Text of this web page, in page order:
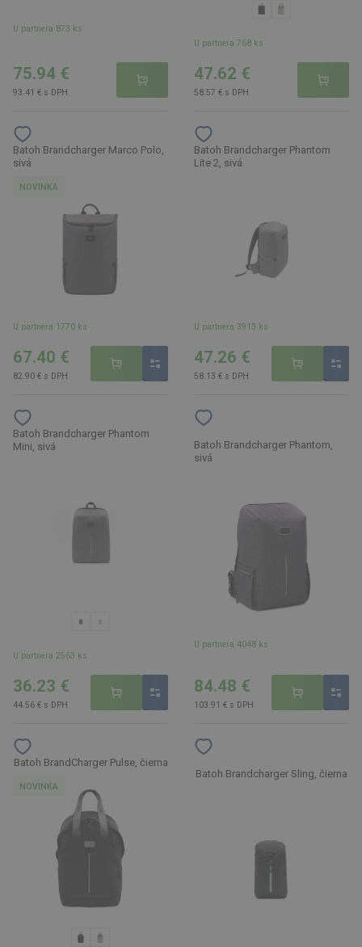
U partnera 873 ks
75.94 €
93.41 € s DPH
U partnera 768 ks
47.62 €
58.57 € s DPH
Batoh Brandcharger Marco Polo,
sivá
NOVINKA
U partnera 1770 ks
67.40 €
82.90 € s DPH
Batoh Brandcharger Phantom
Lite 2, sivá
U partnera 3913 ks
47.26 €
58.13 € s DPH
Batoh Brandcharger Phantom
Mini, sivá
U partnera 2563 ks
36.23 €
44.56 € s DPH
Batoh Brandcharger Phantom,
sivá
U partnera 4048 ks
84.48 €
103.91 € s DPH
Batoh BrandCharger Pulse, čierna
NOVINKA
Batoh Brandcharger Sling, čierna